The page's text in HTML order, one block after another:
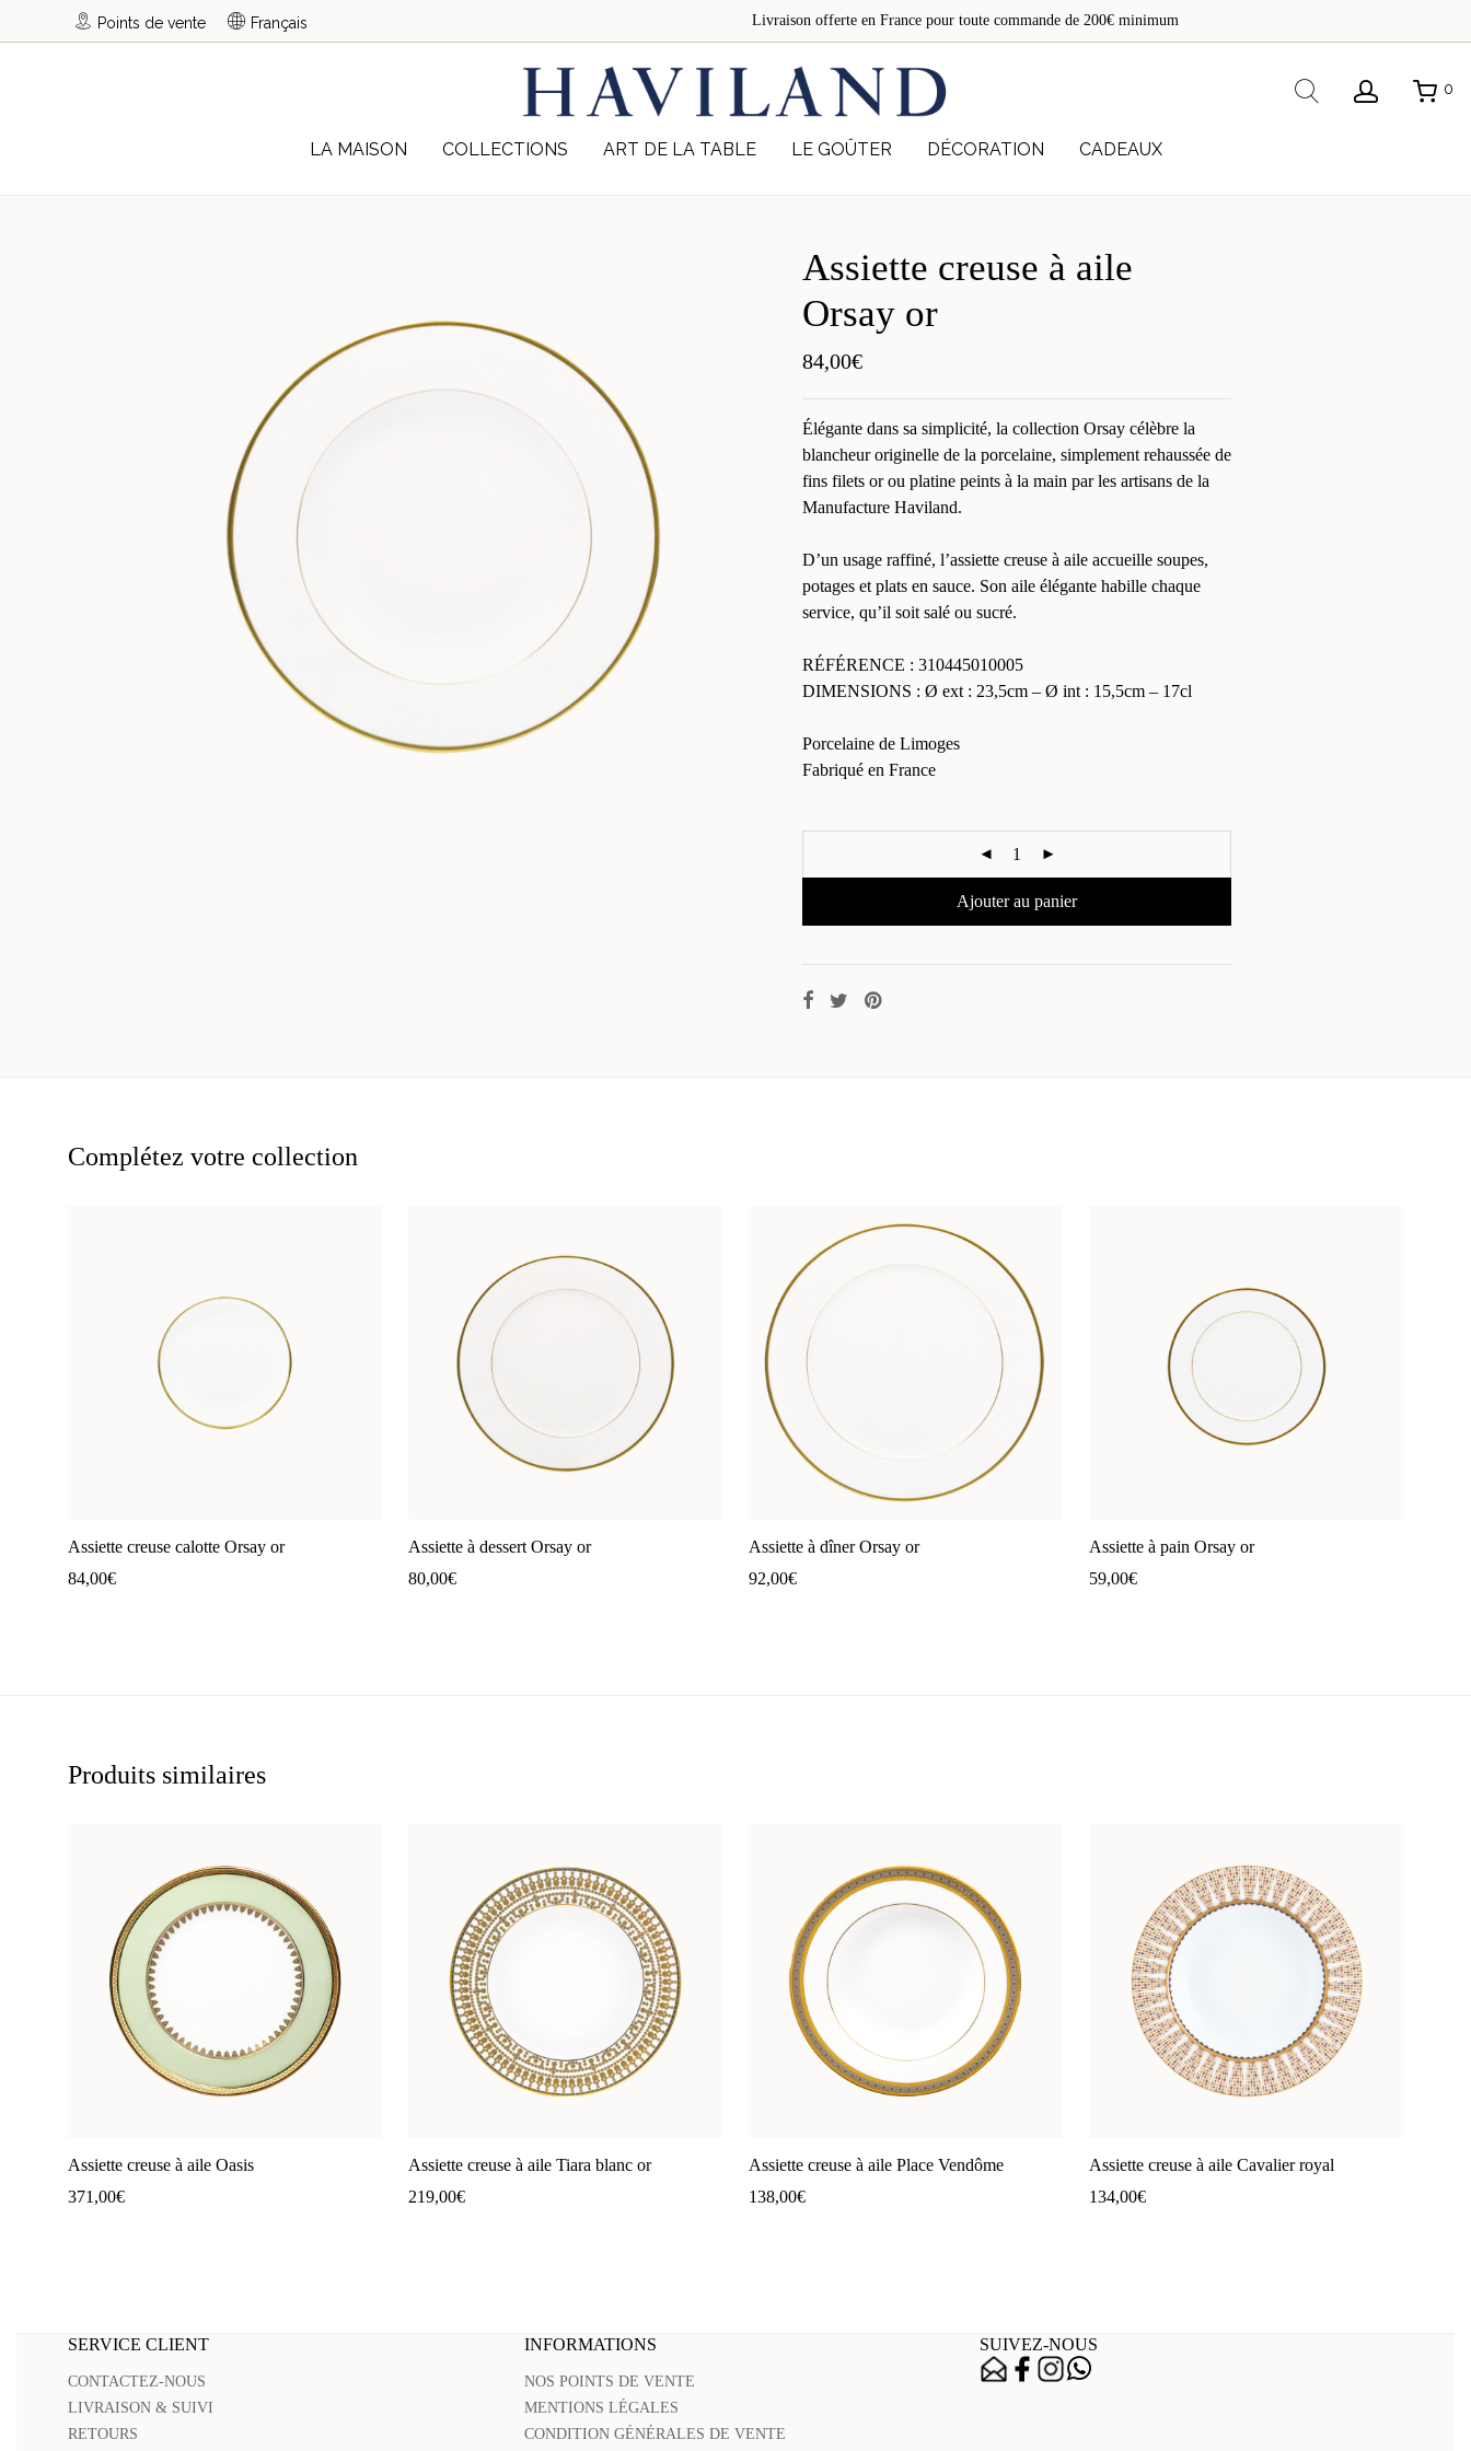
Livraison offerte en France pour toute commande de 200€ minimum
Points de vente Français
LA MAISON COLLECTIONS ART DE LA TABLE LE GOÛTER DÉCORATION CADEAUX
Rechercher0
Assiette creuse à aile
Orsay or
84,00€
Élégante dans sa simplicité, la collection Orsay célèbre la
blancheur originelle de la porcelaine, simplement rehaussée de
fins filets or ou platine peints à la main par les artisans de la
Manufacture Haviland.
D’un usage raffiné, l’assiette creuse à aile accueille soupes,
potages et plats en sauce. Son aile élégante habille chaque
service, qu’il soit salé ou sucré.
RÉFÉRENCE : 310445010005
DIMENSIONS : Ø ext : 23,5cm – Ø int : 15,5cm – 17cl
Porcelaine de Limoges
Fabriqué en France
Ajouter au panier
Complétez votre collection
Assiette creuse calotte Orsay or
84,00€
Assiette à dessert Orsay or
80,00€
Assiette à dîner Orsay or
92,00€
Assiette à pain Orsay or
59,00€
Produits similaires
Assiette creuse à aile Oasis
371,00€
Assiette creuse à aile Tiara blanc or
219,00€
Assiette creuse à aile Place Vendôme
138,00€
Assiette creuse à aile Cavalier royal
134,00€
SERVICE CLIENT
CONTACTEZ-NOUS
LIVRAISON & SUIVI
RETOURS
INFORMATIONS
NOS POINTS DE VENTE
MENTIONS LÉGALES
CONDITION GÉNÉRALES DE VENTE
SUIVEZ-NOUS